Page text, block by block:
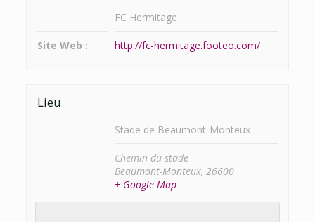
FC Hermitage
Site Web : http://fc-hermitage.footeo.com/
Lieu
Stade de Beaumont-Monteux
Chemin du stade
Beaumont-Monteux, 26600
+ Google Map